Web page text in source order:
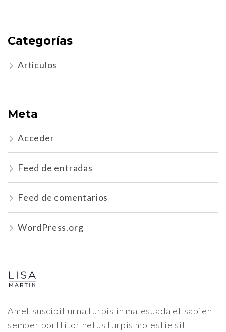
Categorías
Articulos
Meta
Acceder
Feed de entradas
Feed de comentarios
WordPress.org
Amet suscipit urna turpis in malesuada et sapien
semper porttitor netus turpis molestie sit